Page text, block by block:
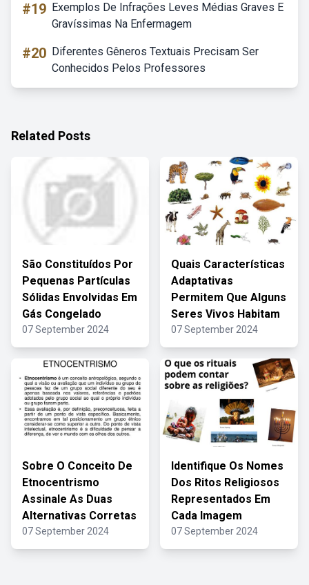
#19 Exemplos De Infrações Leves Médias Graves E
Gravíssimas Na Enfermagem
#20 Diferentes Gêneros Textuais Precisam Ser
Conhecidos Pelos Professores
Related Posts
São Constituídos Por
Pequenas Partículas
Sólidas Envolvidas Em
Gás Congelado
07 September 2024
Quais Características
Adaptativas
Permitem Que Alguns
Seres Vivos Habitam
07 September 2024
Sobre O Conceito De
Etnocentrismo
Assinale As Duas
Alternativas Corretas
07 September 2024
Identifique Os Nomes
Dos Ritos Religiosos
Representados Em
Cada Imagem
07 September 2024